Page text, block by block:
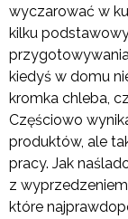
wyczarować w
kilku
kiedyś w domu
kromka chleba,
Częściowo
produktów, ale
pracy. Jak
z
które